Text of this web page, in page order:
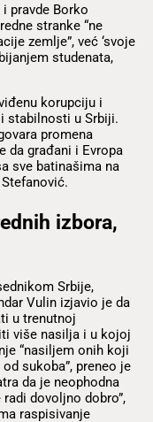
pravde Borko
stranke “ne
zemlje”, već ‘svoje
studenata,
korupciju i
stabilnosti u Srbiji.
promena
da građani i Evropa
sve batinašima na
izbora,
Srbije,
Vulin izjavio je da
u trenutnoj
više nasilja i u kojoj
“nasiljem onih koji
sukoba”, preneo je
da je neophodna
dovoljno dobro”,
raspisivanje